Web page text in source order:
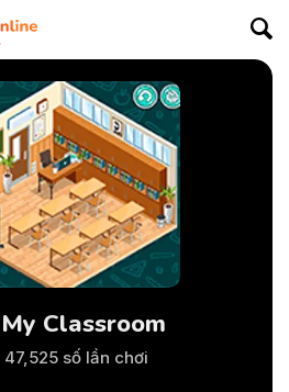
Classroom
47,525 số lần chơi